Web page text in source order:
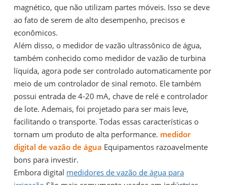
magnético, que não utilizam partes móveis. Isso se deve
ao fato de serem de alto desempenho, precisos e
econômicos.
Além disso, o medidor de vazão ultrassônico de água,
também conhecido como medidor de vazão de turbina
líquida, agora pode ser controlado automaticamente por
meio de um controlador de sinal remoto. Ele também
possui entrada de 4-20 mA, chave de relé e controlador
de lote. Ademais, foi projetado para ser mais leve,
facilitando o transporte. Todas essas características o
tornam um produto de alta performance. medidor
digital de vazão de água Equipamentos razoavelmente
bons para investir.
Embora digital medidores de vazão de água para